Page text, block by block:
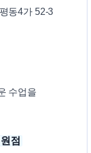
동4가 52-3
수업을
점